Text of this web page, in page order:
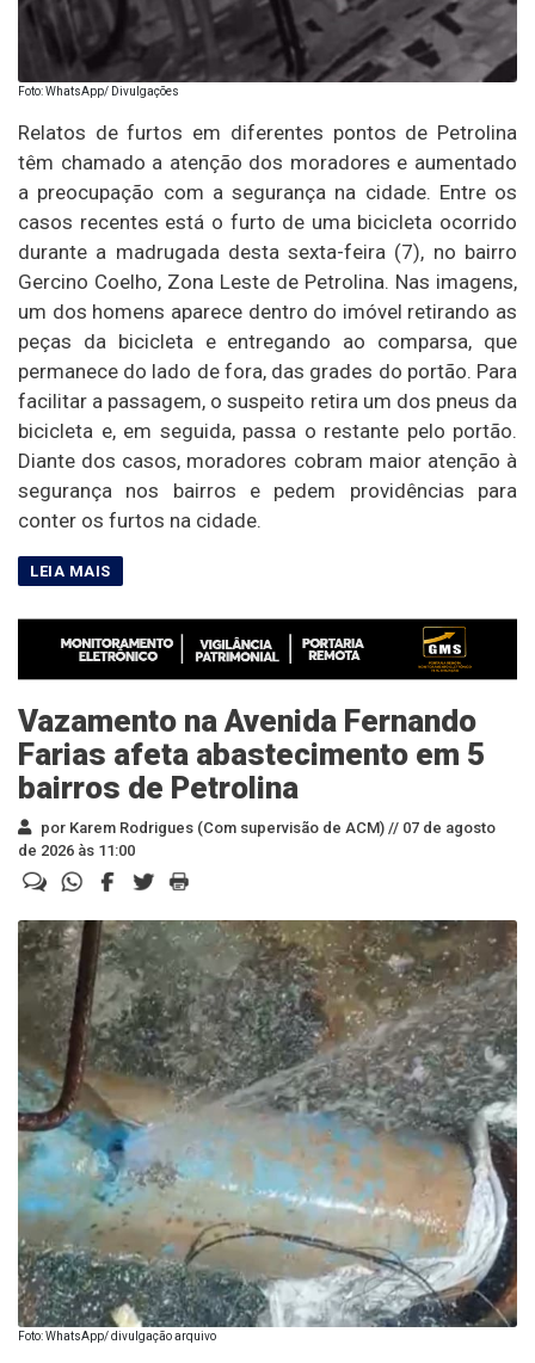
Foto: WhatsApp/ Divulgações
Relatos de furtos em diferentes pontos de Petrolina
têm chamado a atenção dos moradores e aumentado
a preocupação com a segurança na cidade. Entre os
casos recentes está o furto de uma bicicleta ocorrido
durante a madrugada desta sexta-feira (7), no bairro
Gercino Coelho, Zona Leste de Petrolina. Nas imagens,
um dos homens aparece dentro do imóvel retirando as
peças da bicicleta e entregando ao comparsa, que
permanece do lado de fora, das grades do portão. Para
facilitar a passagem, o suspeito retira um dos pneus da
bicicleta e, em seguida, passa o restante pelo portão.
Diante dos casos, moradores cobram maior atenção à
segurança nos bairros e pedem providências para
conter os furtos na cidade.
Vazamento na Avenida Fernando
Farias afeta abastecimento em 5
bairros de Petrolina
por Karem Rodrigues (Com supervisão de ACM) // 07 de agosto
de 2026 às 11:00
Foto: WhatsApp/ divulgação arquivo